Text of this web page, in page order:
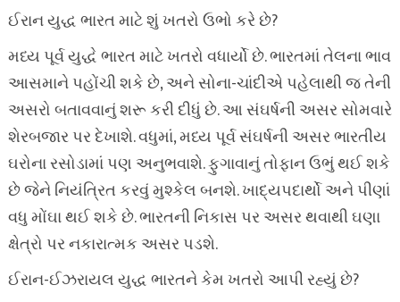
ઈરાન યુદ્ધ ભારત માટે શું ખતરો ઉભો કરે છે?
મધ્ય પૂર્વ યુદ્ધે ભારત માટે ખતરો વધાર્યો છે. ભારતમાં તેલના ભાવ
આસમાને પહોંચી શકે છે, અને સોના-ચાંદીએ પહેલાથી જ તેની
અસરો બતાવવાનું શરૂ કરી દીધું છે. આ સંઘર્ષની અસર સોમવારે
શેરબજાર પર દેખાશે. વધુમાં, મધ્ય પૂર્વ સંઘર્ષની અસર ભારતીય
ઘરોના રસોડામાં પણ અનુભવાશે. ફુગાવાનું તોફાન ઉભું થઈ શકે
છે જેને નિયંત્રિત કરવું મુશ્કેલ બનશે. ખાદ્યપદાર્થો અને પીણાં
વધુ મોંઘા થઈ શકે છે. ભારતની નિકાસ પર અસર થવાથી ઘણા
ક્ષેત્રો પર નકારાત્મક અસર પડશે.
ઈરાન-ઈઝરાયલ યુદ્ધ ભારતને કેમ ખતરો આપી રહ્યું છે?